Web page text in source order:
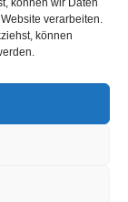
können wir Daten
verarbeiten.
können
19 Toren
Ball acht
sich beim
mit
Martin